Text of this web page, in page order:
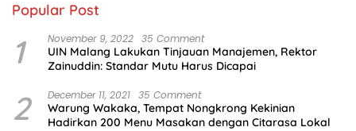
Popular Post
1 November 9, 2022 35 Comment
UIN Malang Lakukan Tinjauan Manajemen, Rektor
Zainuddin: Standar Mutu Harus Dicapai
2 December 11, 2021 35 Comment
Warung Wakaka, Tempat Nongkrong Kekinian
Hadirkan 200 Menu Masakan dengan Citarasa Lokal